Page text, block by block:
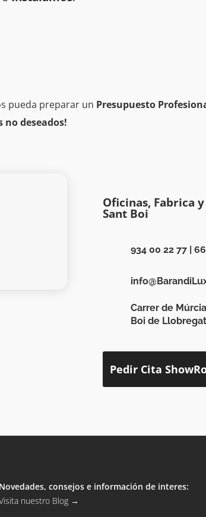
pueda preparar un Presupuesto
no deseados!
Oficinas, Fabrica
Sant Boi
934 00 22 77 |
Carrer de
Boi de
Pedir Cita
Novedades, consejos e información de interes:
nuestro Blog →